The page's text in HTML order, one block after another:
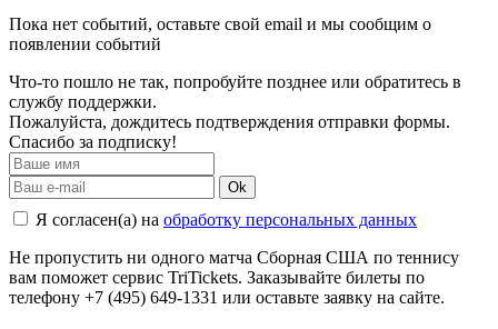
Пока нет событий, оставьте свой email и мы сообщим о
появлении событий
Что-то пошло не так, попробуйте позднее или обратитесь в
службу поддержки.
Пожалуйста, дождитесь подтверждения отправки формы.
Спасибо за подписку!
Ok
Я согласен(а) на обработку персональных данных
Не пропустить ни одного матча Сборная США по теннису
вам поможет сервис TriTickets. Заказывайте билеты по
телефону +7 (495) 649-1331 или оставьте заявку на сайте.